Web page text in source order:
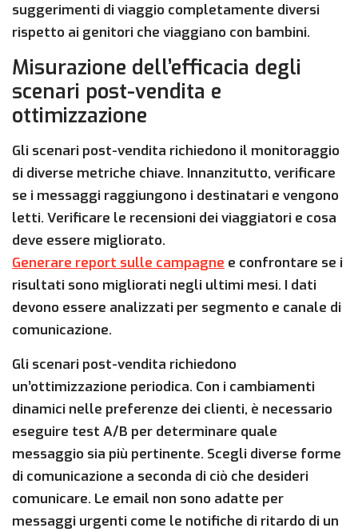
suggerimenti di viaggio completamente diversi
rispetto ai genitori che viaggiano con bambini.
Misurazione dell’efficacia degli
scenari post-vendita e
ottimizzazione
Gli scenari post-vendita richiedono il monitoraggio
di diverse metriche chiave. Innanzitutto, verificare
se i messaggi raggiungono i destinatari e vengono
letti. Verificare le recensioni dei viaggiatori e cosa
deve essere migliorato.
Generare report sulle campagne e confrontare se i
risultati sono migliorati negli ultimi mesi. I dati
devono essere analizzati per segmento e canale di
comunicazione.
Gli scenari post-vendita richiedono
un’ottimizzazione periodica. Con i cambiamenti
dinamici nelle preferenze dei clienti, è necessario
eseguire test A/B per determinare quale
messaggio sia più pertinente. Scegli diverse forme
di comunicazione a seconda di ciò che desideri
comunicare. Le email non sono adatte per
messaggi urgenti come le notifiche di ritardo di un